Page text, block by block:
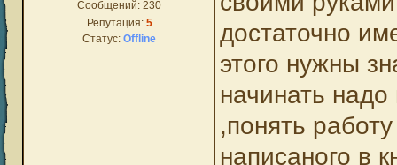
Сообщений: 230
Репутация: 5
Статус: Offline
достаточно
этого нужны
начинать
,понять
написаного в